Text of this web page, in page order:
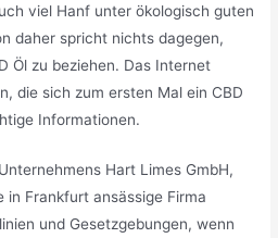
viel Hanf unter ökologisch guten
daher spricht nichts dagegen,
Öl zu beziehen. Das Internet
die sich zum ersten Mal ein CBD
Informationen.
Hart Limes GmbH,
Frankfurt ansässige Firma
und Gesetzgebungen, wenn